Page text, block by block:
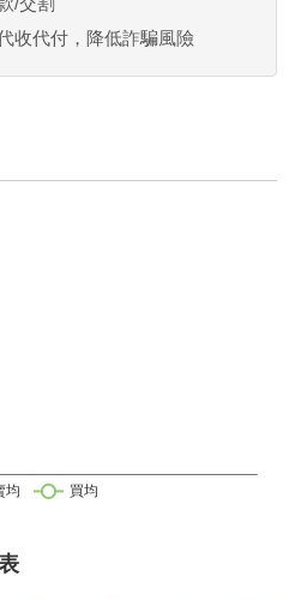
收代付，降低詐騙風險